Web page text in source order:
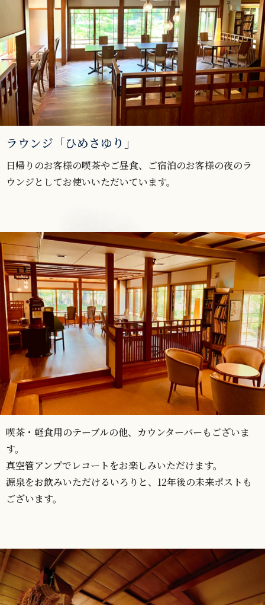
ラウンジ「ひめさゆり」
日帰りのお客様の喫茶やご昼食、ご宿泊のお客様の夜のラ
ウンジとしてお使いいただいています。
喫茶・軽食用のテーブルの他、カウンターバーもございま
す。
真空管アンプでレコートをお楽しみいただけます。
源泉をお飲みいただけるいろりと、12年後の未来ポストも
ございます。